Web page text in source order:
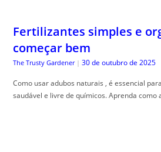
Fertilizantes simples e
começar bem
The Trusty Gardener | 30 de outubro de 2025
Como usar adubos naturais , é essencial
saudável e livre de químicos. Aprenda como